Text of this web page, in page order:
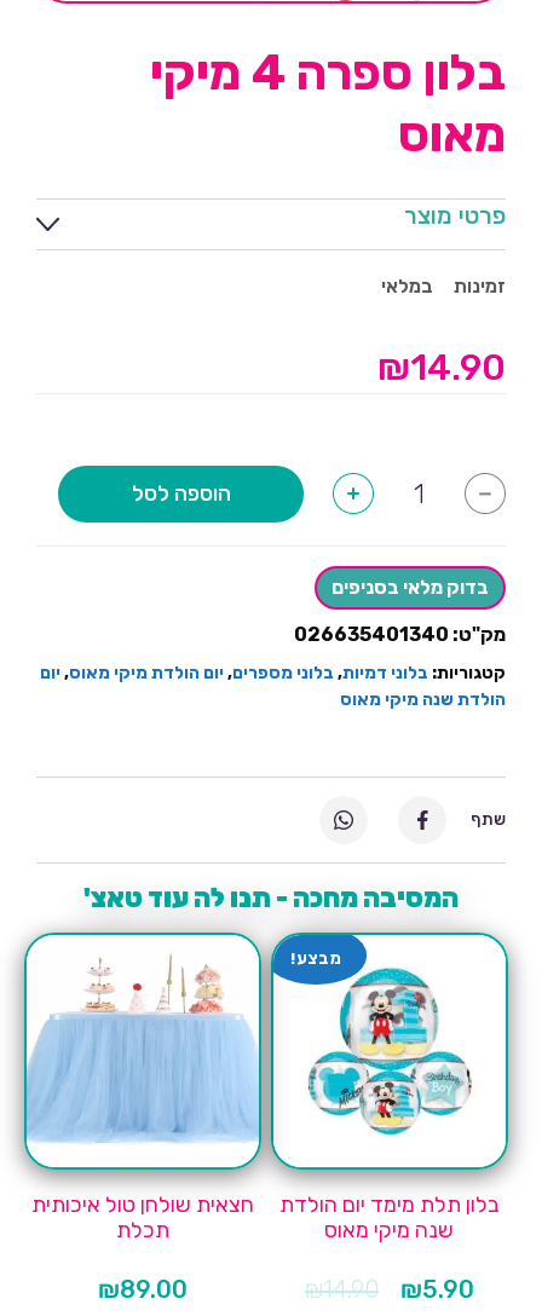
בלון ספרה 4 מיקי
מאוס
פרטי מוצר
זמינות במלאי
₪14.90
-
של
מאוס
+ הוספה לסל
בדוק מלאי בסניפים
מק"ט: 026635401340
קטגוריות: בלוני דמיות, בלוני מספרים,יום הולדת מיקי מאוס,יום
הולדת שנה מיקי מאוס
המסיבה מחכה - תנו לה עוד טאצ'
מבצע!
בלון תלת מימד יום הולדת
שנה מיקי מאוס
₪14.90
המחיר
המקורי
₪5.90המחיר
חצאית שולחן טול איכותית
תכלת
₪89.00
שתף